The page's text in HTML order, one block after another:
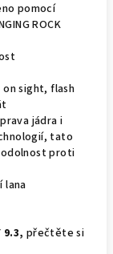
pomocí
ROCK
sight, flash
jádra i
tato
odolnost proti
lana
9.3, přečtěte si